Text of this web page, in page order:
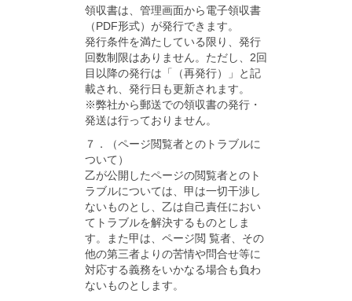
領収書は、管理画面から電子領収書
（PDF形式）が発行できます。
発行条件を満たしている限り、発行
回数制限はありません。ただし、2回
目以降の発行は「（再発行）」と記
載され、発行日も更新されます。
※弊社から郵送での領収書の発行・
発送は行っておりません。
７．（ページ閲覧者とのトラブルに
ついて）
乙が公開したページの閲覧者とのト
ラブルについては、甲は一切干渉し
ないものとし、乙は自己責任におい
てトラブルを解決するものとしま
す。また甲は、ページ閲 覧者、その
他の第三者よりの苦情や問合せ等に
対応する義務をいかなる場合も負わ
ないものとします。